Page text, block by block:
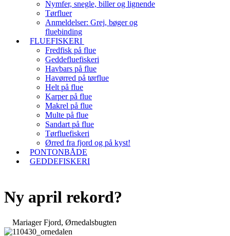
Nymfer, snegle, biller og lignende
Tørfluer
Anmeldelser: Grej, bøger og
fluebinding
FLUEFISKERI
Fredfisk på flue
Geddefluefiskeri
Havbars på flue
Havørred på tørflue
Helt på flue
Karper på flue
Makrel på flue
Multe på flue
Sandart på flue
Tørfluefiskeri
Ørred fra fjord og på kyst!
PONTONBÅDE
GEDDEFISKERI
Ny april rekord?
Mariager Fjord, Ørnedalsbugten